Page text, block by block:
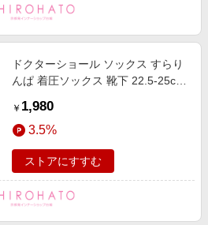
ドクターショール ソックス すらり
んぱ 着圧ソックス 靴下 22.5-25cm
￥ 1,980
3.5%
ストアにすすむ